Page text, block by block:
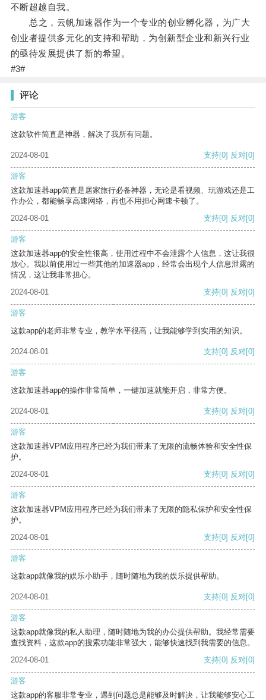
不断超越自我。
总之，云帆加速器作为一个专业的创业孵化器，为广大
创业者提供多元化的支持和帮助，为创新型企业和新兴行业
的亟待发展提供了新的希望。
#3#
评论
游客
这款软件简直是神器，解决了我所有问题。
2024-08-01 支持[0] 反对[0]
游客
这款加速器app简直是居家旅行必备神器，无论是看视频、玩游戏还是工
作办公，都能畅享高速网络，再也不用担心网速卡顿了。
2024-08-01
支持[0] 反对[0]
游客
这款加速器app的安全性很高，使用过程中不会泄露个人信息，这让我很
放心。我以前使用过一些其他的加速器app，经常会出现个人信息泄露的
情况，这让我非常担心。
2024-08-01
支持[0] 反对[0]
游客
这款app的老师非常专业，教学水平很高，让我能够学到实用的知识。
2024-08-01 支持[0] 反对[0]
游客
这款加速器app的操作非常简单，一键加速就能开启，非常方便。
2024-08-01 支持[0] 反对[0]
游客
这款加速器VPM应用程序已经为我们带来了无限的流畅体验和安全性保
护。
2024-08-01
支持[0] 反对[0]
游客
这款加速器VPM应用程序已经为我们带来了无限的隐私保护和安全性保
护。
2024-08-01
支持[0] 反对[0]
游客
这款app就像我的娱乐小助手，随时随地为我的娱乐提供帮助。
2024-08-01 支持[0] 反对[0]
游客
这款app就像我的私人助理，随时随地为我的办公提供帮助。我经常需要
查找资料，这款app的搜索功能非常强大，能够快速找到我需要的信息。
2024-08-01
支持[0] 反对[0]
游客
这款app的客服非常专业，遇到问题总是能够及时解决，让我能够安心工